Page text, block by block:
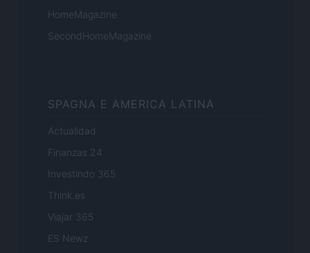
HomeMagazine
SecondHomeMagazine
SPAGNA E AMERICA LATINA
Actualidad
Finanzas 24
Investindo 365
Think.es
Viajar 365
ES Newz